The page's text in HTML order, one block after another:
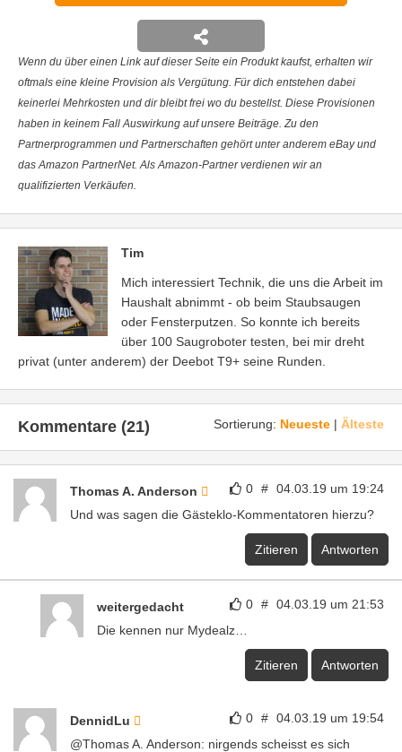
Wenn du über einen Link auf dieser Seite ein Produkt kaufst, erhalten wir
oftmals eine kleine Provision als Vergütung. Für dich entstehen dabei
keinerlei Mehrkosten und dir bleibt frei wo du bestellst. Diese Provisionen
haben in keinem Fall Auswirkung auf unsere Beiträge. Zu den
Partnerprogrammen und Partnerschaften gehört unter anderem eBay und
das Amazon PartnerNet. Als Amazon-Partner verdienen wir an
qualifizierten Verkäufen.
Tim
Mich interessiert Technik, die uns die Arbeit im
Haushalt abnimmt - ob beim Staubsaugen
oder Fensterputzen. So konnte ich bereits
über 100 Saugroboter testen, bei mir dreht
privat (unter anderem) der Deebot T9+ seine Runden.
Sortierung: Neueste | Älteste
Kommentare (21)
0 # 04.03.19 um 19:24
Thomas A. Anderson
Und was sagen die Gästeklo-Kommentatoren hierzu?
Zitieren Antworten
0 # 04.03.19 um 21:53
weitergedacht
Die kennen nur Mydealz…
Zitieren Antworten
0 # 04.03.19 um 19:54
DennidLu
@Thomas A. Anderson: nirgends scheisst es sich